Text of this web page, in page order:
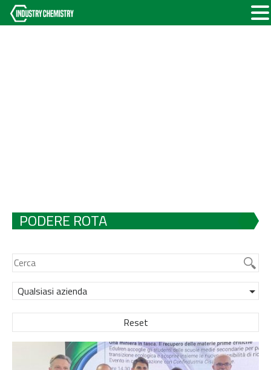
PODERE ROTA
Qualsiasi azienda
Reset